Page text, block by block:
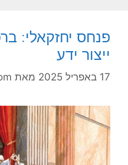
פנחס יחזקאלי:
ייצור ידע
17 באפריל 2025 מאת